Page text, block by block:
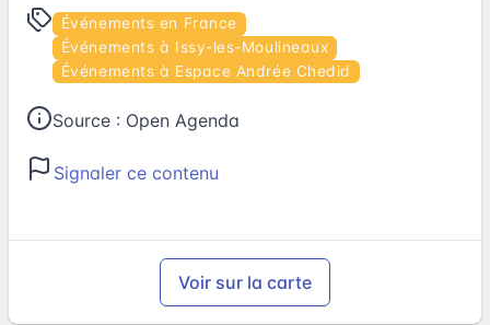
Événements en France
Événements à Issy-les-Moulineaux
Événements à Espace Andrée Chedid
Source : Open Agenda
Signaler ce contenu
Voir sur la carte